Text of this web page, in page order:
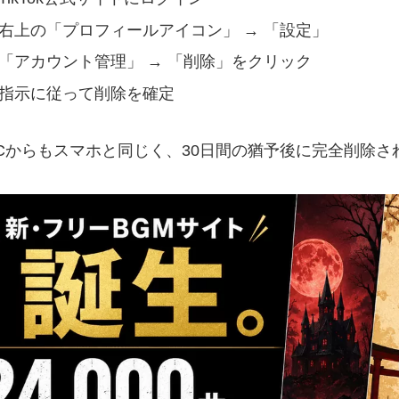
上の「プロフィールアイコン」 → 「設定」
アカウント管理」 → 「削除」をクリック
示に従って削除を確定
らもスマホと同じく、30日間の猶予後に完全削除さ